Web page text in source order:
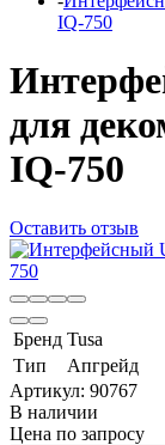
IQ-750
для
IQ-750
Оставить отзыв
Бренд Tusa
Тип
Апгрейд
Артикул: 90767
В наличии
Цена по запросу